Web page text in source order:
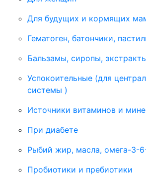
Для будущих и кормящих
Гематоген, батончики,
Бальзамы, сиропы,
Успокоительные (для
системы )
Источники витаминов и
При диабете
Рыбий жир, масла, омега-3-
Пробиотики и пребиотики